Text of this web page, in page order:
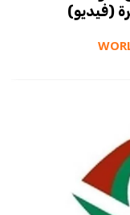
(فيديو)